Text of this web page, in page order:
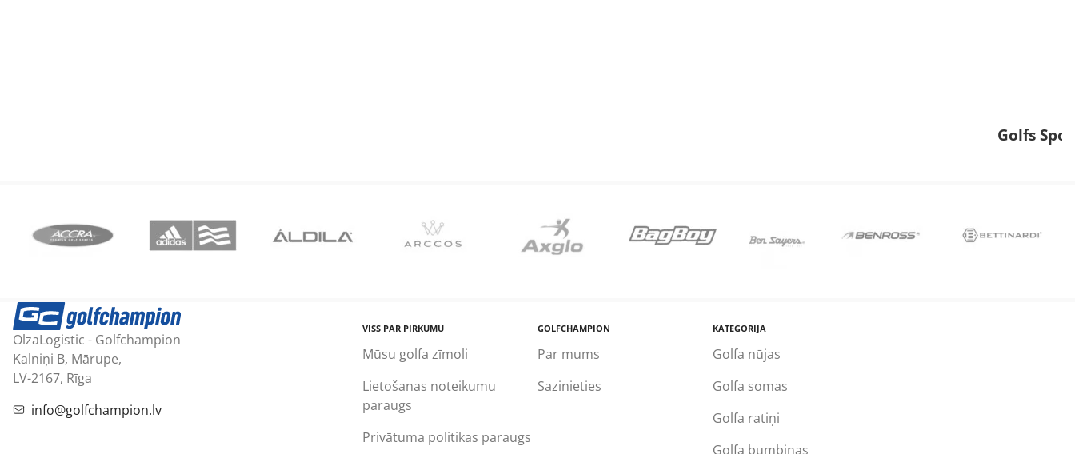
Golfs
OlzaLogistic - Golfchampion
Kalniņi B, Mārupe,
LV-2167, Rīga
info@golfchampion.lv
VISS PAR PIRKUMU
Mūsu golfa zīmoli
Lietošanas noteikumu
paraugs
Privātuma politikas paraugs
GOLFCHAMPION
Par mums
Sazinieties
KATEGORIJA
Golfa nūjas
Golfa somas
Golfa ratiņi
Golfa bumbiņas